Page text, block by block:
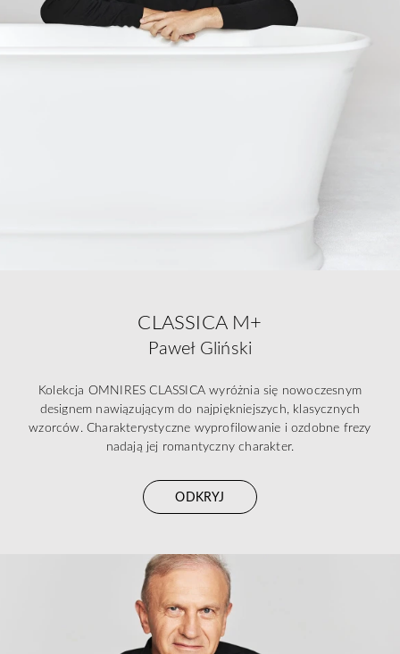
CLASSICA M+
Paweł Gliński
Kolekcja OMNIRES CLASSICA wyróżnia się nowoczesnym
designem nawiązującym do najpiękniejszych, klasycznych
wzorców. Charakterystyczne wyprofilowanie i ozdobne frezy
nadają jej romantyczny charakter.
ODKRYJ